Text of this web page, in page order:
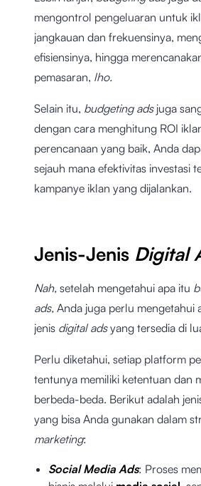
mengontrol pengeluaran untuk
jangkauan dan frekuensinya,
efisiensinya, hingga
pemasaran, lho.
Selain itu, budgeting ads juga
dengan cara menghitung ROI
perencanaan yang baik, Anda
sejauh mana efektivitas investasi
kampanye iklan yang dijalankan.
Jenis-Jenis Digital
Nah, setelah mengetahui apa itu
ads, Anda juga perlu mengetahui
jenis digital adsyang tersedia di
Perlu diketahui, setiap platform
tentunya memiliki ketentuan dan
berbeda-beda. Berikut adalah
yang bisa Anda gunakan dalam
marketing:
Social Media Ads: Proses